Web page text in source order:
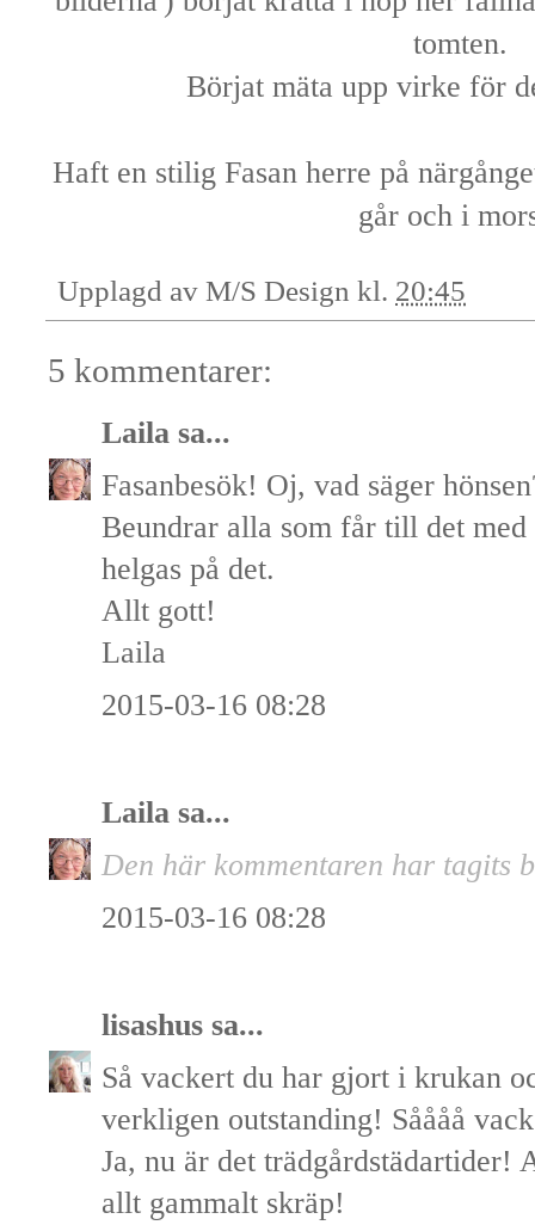
tomten.
Börjat mäta upp virke för
Haft en stilig Fasan herre på
går och i
Upplagd av M/S Design kl. 20:45
5 kommentarer:
Laila sa...
Fasanbesök! Oj, vad säger
Beundrar alla som får till det
helgas på det.
Allt gott!
Laila
2015-03-16 08:28
Laila sa...
Den här kommentaren har tagits
2015-03-16 08:28
lisashus sa...
Så vackert du har gjort i krukan
verkligen outstanding! Såååå
Ja, nu är det trädgårdstädartider!
allt gammalt skräp!